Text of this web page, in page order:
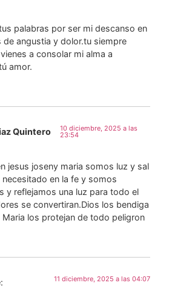
palabras por ser mi descanso en
de angustia y dolor.tu siempre
a consolar mi alma a
amor.
Quintero
10 diciembre, 2025 a las
23:54
jesus joseny maria somos luz y sal
necesitado en la fe y somos
y reflejamos una luz para todo el
se convertiran.Dios los bendiga
Maria los protejan de todo peligron
11 diciembre, 2025 a las 04:07